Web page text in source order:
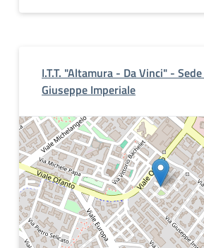
I.T.T. "Altamura - Da Vinci" -
Giuseppe Imperiale